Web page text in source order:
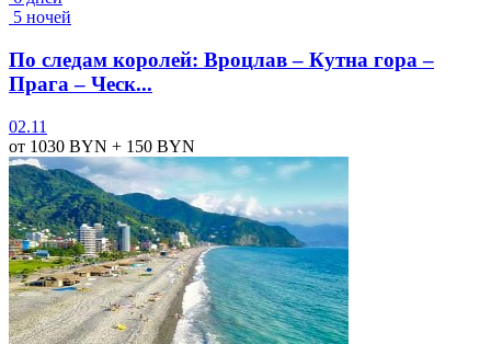
5 ночей
По следам королей: Вроцлав – Кутна гора –
Прага – Ческ...
02.11
от 1030 BYN + 150 BYN